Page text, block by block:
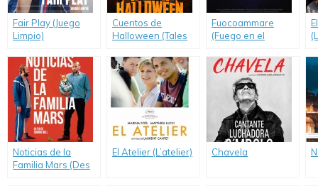
Fair Play (Juego
Limpio)
Cuentos de
Halloween (Tales
Fuocoammare
(Fuego en el
Noticias de la
Familia Mars (Des
El Atelier (L’atelier) Chavela